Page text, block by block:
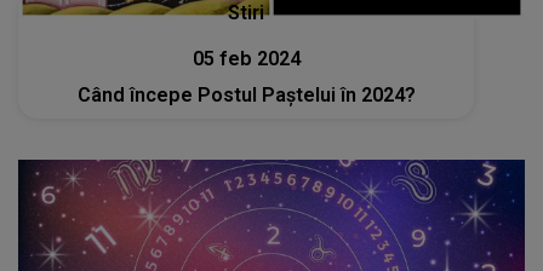
Stiri
05 feb 2024
Când începe Postul Paștelui în 2024?